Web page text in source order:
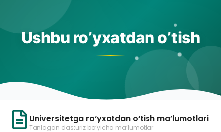
Ushbu ro’yxatdan o’tish
Universitetga ro‘yxatdan o‘tish ma’lumotlari
Tanlagan dasturiz bo‘yicha ma’lumotlar